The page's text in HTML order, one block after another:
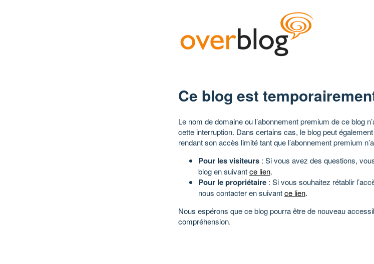
Ce blog est
Le nom de domaine ou l’abonnement premium de ce blog
cette interruption. Dans certains cas, le blog peut
rendant son accès limité tant que l’abonnement premium
Pour les visiteurs : Si vous avez des questions,
blog en suivantce lien.
Pour le propriétaire : Si vous souhaitez rétablir
nous contacter en suivantce lien.
Nous espérons que ce blog pourra être de nouveau
compréhension.